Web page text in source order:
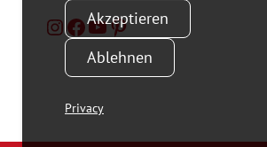
Akzeptieren
Ablehnen
Privacy